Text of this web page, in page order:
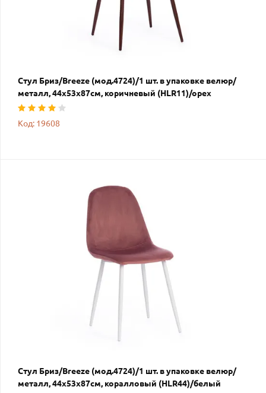
Стул Бриз/Breeze (мод.4724)/1 шт. в упаковке велюр/
металл, 44х53х87см, коричневый (HLR11)/орех
Код: 19608
Стул Бриз/Breeze (мод.4724)/1 шт. в упаковке велюр/
металл, 44х53х87см, коралловый (HLR44)/белый